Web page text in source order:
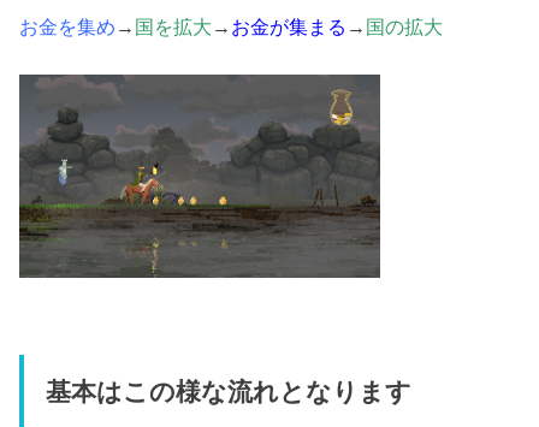
お金を集め → 国を拡大 → お金が集まる → 国の拡大
基本はこの様な流れとなります